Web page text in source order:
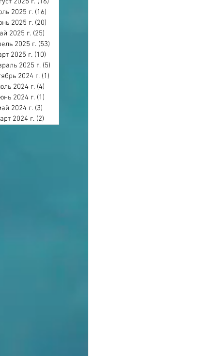
2025 г. (16)
2025 г. (20)
2025 г. (25)
2025 г. (53)
2025 г. (10)
2025 г. (5)
2024 г. (1)
2024 г. (4)
2024 г. (1)
2024 г. (3)
2024 г. (2)